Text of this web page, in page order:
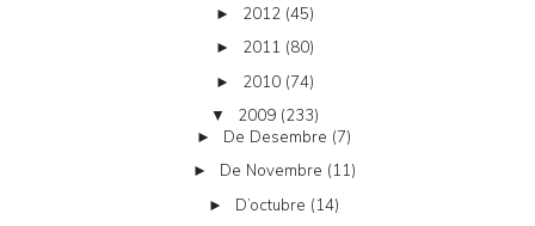
► 2012 (45)
► 2011 (80)
► 2010 (74)
▼ 2009 (233)
► De Desembre (7)
► De Novembre (11)
► D’octubre (14)